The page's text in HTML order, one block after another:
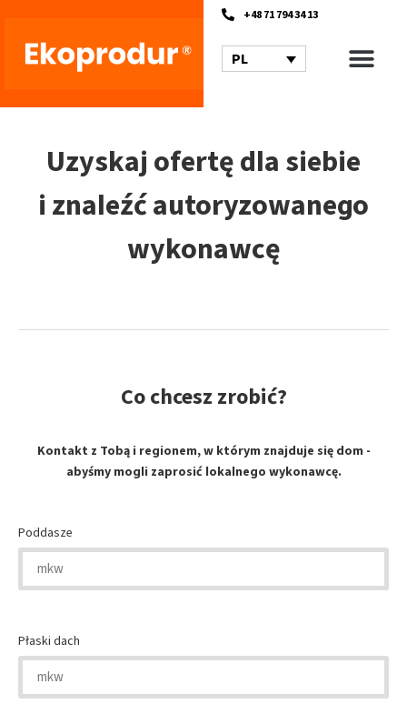
+48 71 794 34 13
PL
Uzyskaj ofertę dla siebie
i znaleźć autoryzowanego
wykonawcę
Co chcesz zrobić?
Kontakt z Tobą i regionem, w którym znajduje się dom -
abyśmy mogli zaprosić lokalnego wykonawcę.
Poddasze
Płaski dach